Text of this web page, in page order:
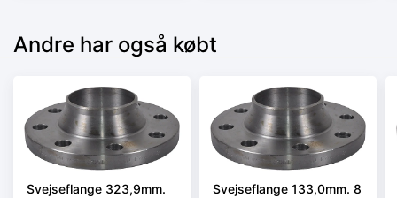
Andre har også købt
Svejseflange 323,9mm.
Svejseflange 133,0mm. 8